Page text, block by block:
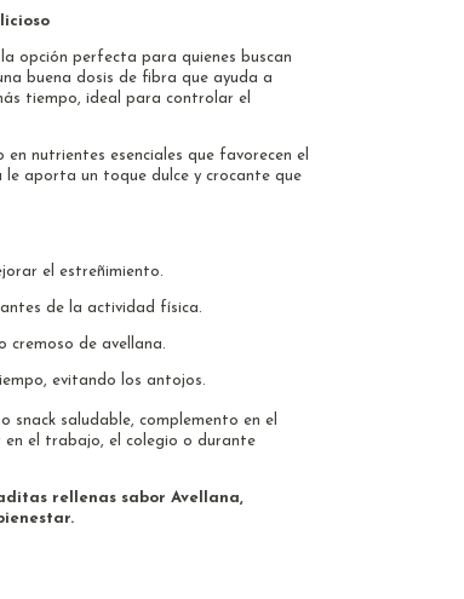
opción perfecta para quienes buscan
buena dosis de fibra que ayuda a
tiempo, ideal para controlar el
nutrientes esenciales que favorecen el
le aporta un toque dulce y crocante que
el estreñimiento.
de la actividad física.
cremoso de avellana.
evitando los antojos.
saludable, complemento en el
en el trabajo, el colegio o durante
rellenas sabor Avellana,